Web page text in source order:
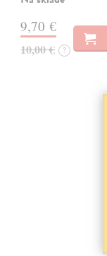
9,70 €
10,00 € ?